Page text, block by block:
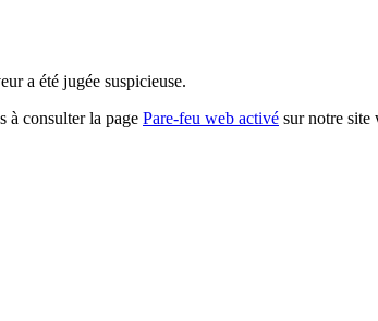
a été jugée suspicieuse.
à consulter la page Pare-feu web activé sur notre site